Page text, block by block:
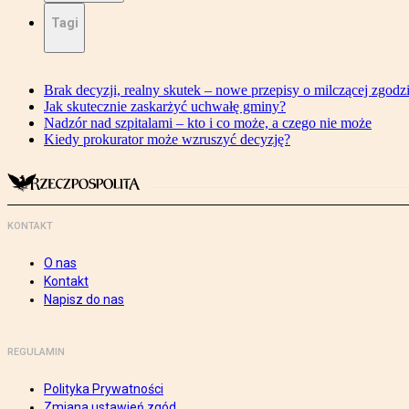
Tagi
Brak decyzji, realny skutek – nowe przepisy o milczącej
Jak skutecznie zaskarżyć uchwałę gminy?
Nadzór nad szpitalami – kto i co może, a czego nie może
Kiedy prokurator może wzruszyć decyzję?
KONTAKT
O nas
Kontakt
Napisz do nas
REGULAMIN
Polityka Prywatności